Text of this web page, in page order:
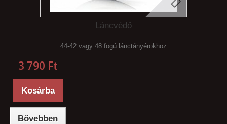
Láncvédő
44-42 vagy 48 fogú lánctányérokhoz
3 790 Ft‎
Kosárba
Bővebben